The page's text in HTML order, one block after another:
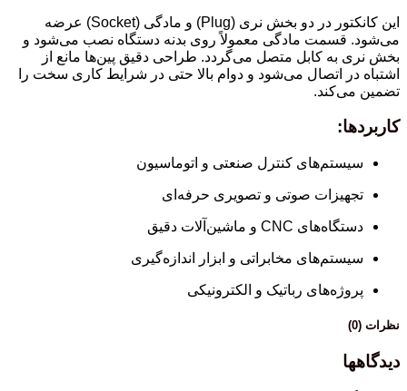
این کانکتور در دو بخش نری (Plug) و مادگی (Socket) عرضه
می‌شود. قسمت مادگی معمولاً روی بدنه دستگاه نصب می‌شود و
بخش نری به کابل متصل می‌گردد. طراحی دقیق پین‌ها مانع از
اشتباه در اتصال می‌شود و دوام بالا حتی در شرایط کاری سخت را
تضمین می‌کند.
کاربردها:
سیستم‌های کنترل صنعتی و اتوماسیون
تجهیزات صوتی و تصویری حرفه‌ای
دستگاه‌های CNC و ماشین‌آلات دقیق
سیستم‌های مخابراتی و ابزار اندازه‌گیری
پروژه‌های رباتیک و الکترونیکی
نظرات (0)
دیدگاهها